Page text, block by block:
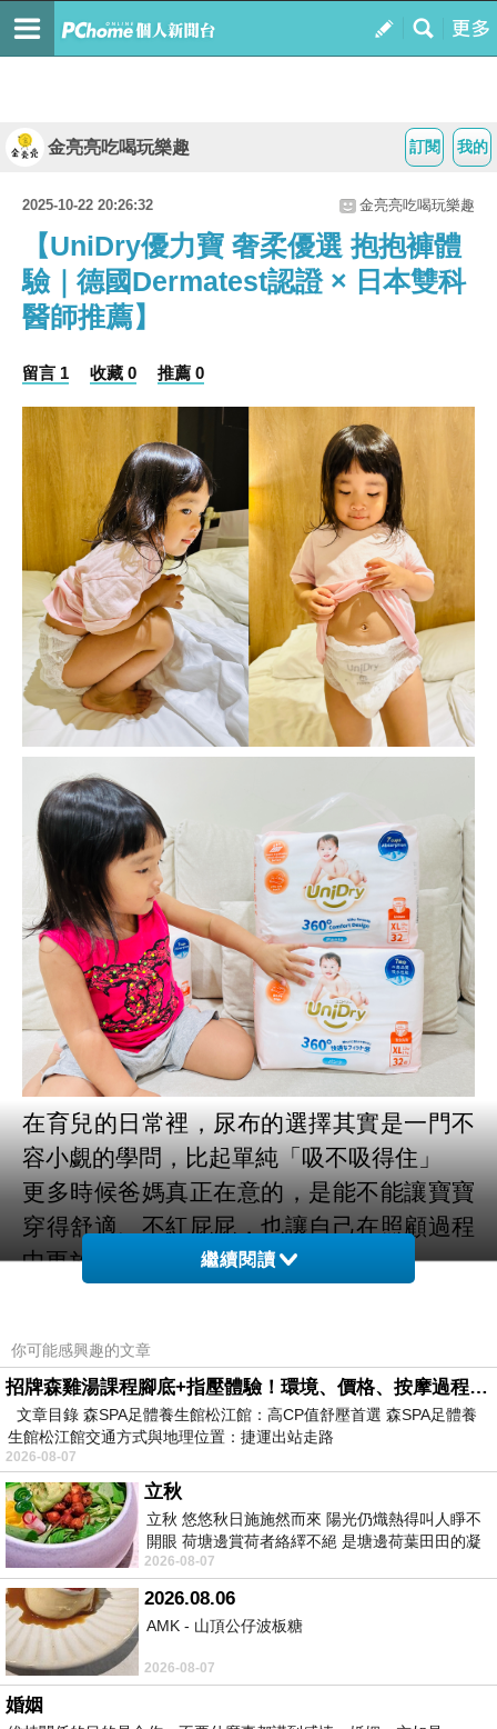
我的
訂閱
金亮亮吃喝玩樂趣
2025-10-22 20:26:32 金亮亮吃喝玩樂趣
【UniDry優力寶 奢柔優選 抱抱褲體
驗｜德國Dermatest認證 × 日本雙科
醫師推薦】
留言 1 收藏 0 推薦 0
在育兒的日常裡，尿布的選擇其實是一門不
容小覷的學問，比起單純「吸不吸得住」
更多時候爸媽真正在意的，是能不能讓寶寶
穿得舒適、不紅屁屁，也讓自己在照顧過程
中更放心
這次讓紜紜實際體驗的是UniDry奢柔優選
系列抱抱褲，這款尿布不僅有柔白極簡的設
計
從第一眼到實際穿上身，整體的舒適度和貼
合度，完全讓人印象深刻～
繼續閱讀
你可能感興趣的文章
招牌森雞湯課程腳底+指壓體驗！環境、價格、按摩過程全紀錄，森SPA足體養生館松江館最新價格表
文章目錄 森SPA足體養生館松江館：高CP值舒壓首選 森SPA足體養
生館松江館交通方式與地理位置：捷運出站走路
2026-08-07
立秋
立秋 悠悠秋日施施然而來 陽光仍熾熱得叫人睜不
開眼 荷塘邊賞荷者絡繹不絕 是塘邊荷葉田田的凝
望 風中飄逸的是映日荷花別樣紅
2026-08-07
2026.08.06
AMK - 山頂公仔波板糖
2026-08-07
婚姻